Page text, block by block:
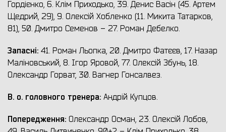
Гордієнко, 6. Клім Приходько, 39. Денис Васін (45. Артем
Щедрий, 29), 9. Олексій Хобленко (11. Микита Татарков,
81), 50. Дмитро Семенов – 27. Роман Дебелко.
Запасні: 41. Роман Льопка, 20. Дмитро Фатєєв, 17. Назар
Маліновський, 8. Ігор Яровой, 77. Олексій Збунь, 18.
Олександр Горват, 30. Вагнер Гонсалвез.
В. о. головного тренера: Андрій Купцов.
Попередження: Олександр Осман, 23. Олексій Лобов,